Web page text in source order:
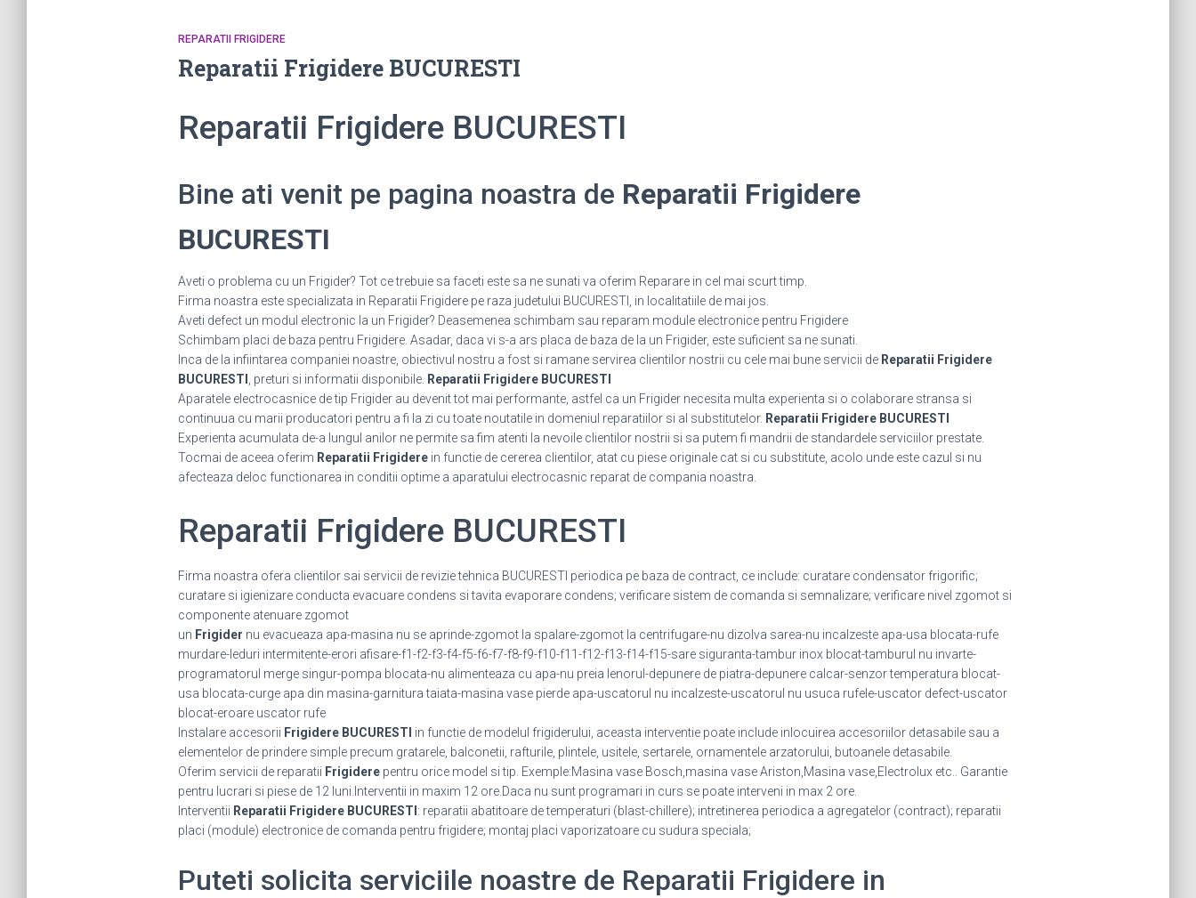
REPARATII FRIGIDERE
Reparatii Frigidere BUCURESTI
Reparatii Frigidere BUCURESTI
Bine ati venit pe pagina noastra de Reparatii Frigidere
BUCURESTI
Aveti o problema cu un Frigider? Tot ce trebuie sa faceti este sa ne sunati va oferim Reparare in cel mai scurt timp.
Firma noastra este specializata in Reparatii Frigidere pe raza judetului BUCURESTI, in localitatiile de mai jos.
Aveti defect un modul electronic la un Frigider? Deasemenea schimbam sau reparam module electronice pentru Frigidere
Schimbam placi de baza pentru Frigidere. Asadar, daca vi s-a ars placa de baza de la un Frigider, este suficient sa ne sunati.
Inca de la infiintarea companiei noastre, obiectivul nostru a fost si ramane servirea clientilor nostrii cu cele mai bune servicii de Reparatii Frigidere
BUCURESTI
, preturi si informatii disponibile. Reparatii Frigidere BUCURESTI
Aparatele electrocasnice de tip Frigider au devenit tot mai performante, astfel ca un Frigider necesita multa experienta si o colaborare stransa si
continuua cu marii producatori pentru a fi la zi cu toate noutatile in domeniul reparatiilor si al substitutelor. Reparatii Frigidere BUCURESTI
Experienta acumulata de-a lungul anilor ne permite sa fim atenti la nevoile clientilor nostrii si sa putem fi mandrii de standardele serviciilor prestate.
Tocmai de aceea oferim Reparatii Frigiderein functie de cererea clientilor, atat cu piese originale cat si cu substitute, acolo unde este cazul si nu
afecteaza deloc functionarea in conditii optime a aparatului electrocasnic reparat de compania noastra.
Reparatii Frigidere BUCURESTI
Firma noastra ofera clientilor sai servicii de revizie tehnica BUCURESTI periodica pe baza de contract, ce include: curatare condensator frigorific;
curatare si igienizare conducta evacuare condens si tavita evaporare condens; verificare sistem de comanda si semnalizare; verificare nivel zgomot si
componente atenuare zgomot
un Frigider nu evacueaza apa-masina nu se aprinde-zgomot la spalare-zgomot la centrifugare-nu dizolva sarea-nu incalzeste apa-usa blocata-rufe
murdare-leduri intermitente-erori afisare-f1-f2-f3-f4-f5-f6-f7-f8-f9-f10-f11-f12-f13-f14-f15-sare siguranta-tambur inox blocat-tamburul nu invarte-
programatorul merge singur-pompa blocata-nu alimenteaza cu apa-nu preia lenorul-depunere de piatra-depunere calcar-senzor temperatura blocat-
usa blocata-curge apa din masina-garnitura taiata-masina vase pierde apa-uscatorul nu incalzeste-uscatorul nu usuca rufele-uscator defect-uscator
blocat-eroare uscator rufe
Instalare accesorii Frigidere BUCURESTI in functie de modelul frigiderului, aceasta interventie poate include inlocuirea accesoriilor detasabile sau a
elementelor de prindere simple precum gratarele, balconetii, rafturile, plintele, usitele, sertarele, ornamentele arzatorului, butoanele detasabile.
Oferim servicii de reparatii Frigiderepentru orice model si tip. Exemple:Masina vase Bosch,masina vase Ariston,Masina vase,Electrolux etc.. Garantie
pentru lucrari si piese de 12 luni.Interventii in maxim 12 ore.Daca nu sunt programari in curs se poate interveni in max 2 ore.
Interventii Reparatii Frigidere BUCURESTI : reparatii abatitoare de temperaturi (blast-chillere); intretinerea periodica a agregatelor (contract); reparatii
placi (module) electronice de comanda pentru frigidere; montaj placi vaporizatoare cu sudura speciala;
Puteti solicita serviciile noastre de Reparatii Frigidere in